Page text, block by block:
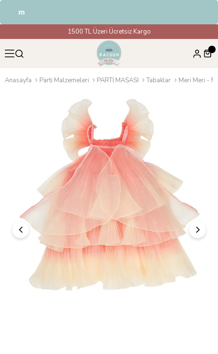
1500 TL Üzeri Ücretsiz Kargo
Anasayfa Parti Malzemeleri PARTİ MASASI Tabaklar